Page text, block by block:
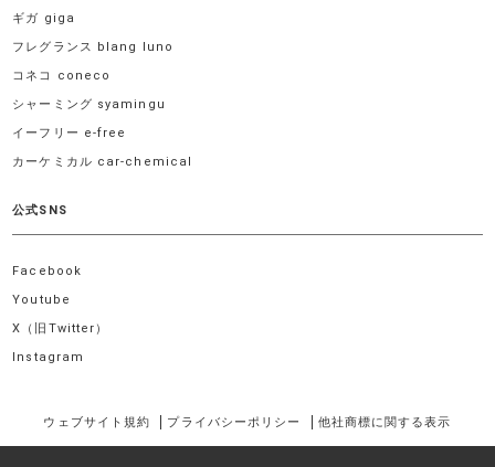
ギガ giga
フレグランス blang luno
コネコ coneco
シャーミング syamingu
イーフリー e-free
カーケミカル car-chemical
公式SNS
Facebook
Youtube
X（旧Twitter）
Instagram
ウェブサイト規約 プライバシーポリシー 他社商標に関する表示